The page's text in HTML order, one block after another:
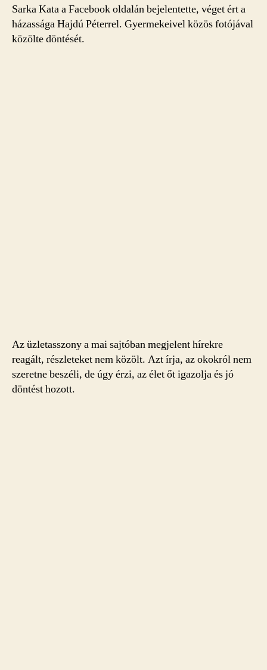
Sarka Kata a Facebook oldalán bejelentette, véget ért a
házassága Hajdú Péterrel. Gyermekeivel közös fotójával
közölte döntését.
Az üzletasszony a mai sajtóban megjelent hírekre
reagált, részleteket nem közölt. Azt írja, az okokról nem
szeretne beszéli, de úgy érzi, az élet őt igazolja és jó
döntést hozott.